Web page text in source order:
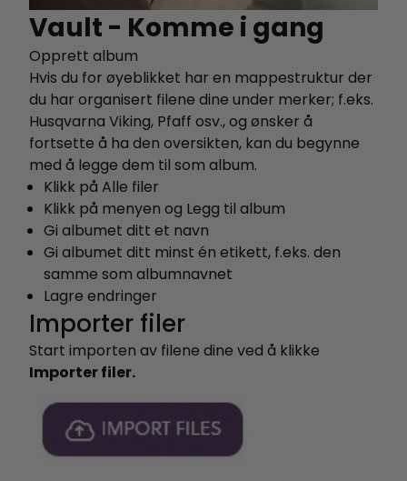
Vault - Komme i gang
Opprett album
Hvis du for øyeblikket har en mappestruktur der
du har organisert filene dine under merker; f.eks.
Husqvarna Viking, Pfaff osv., og ønsker å
fortsette å ha den oversikten, kan du begynne
med å legge dem til som album.
Klikk på Alle filer
Klikk på menyen og Legg til album
Gi albumet ditt et navn
Gi albumet ditt minst én etikett, f.eks. den
samme som albumnavnet
Lagre endringer
Importer filer
Start importen av filene dine ved å klikke
Importer filer.